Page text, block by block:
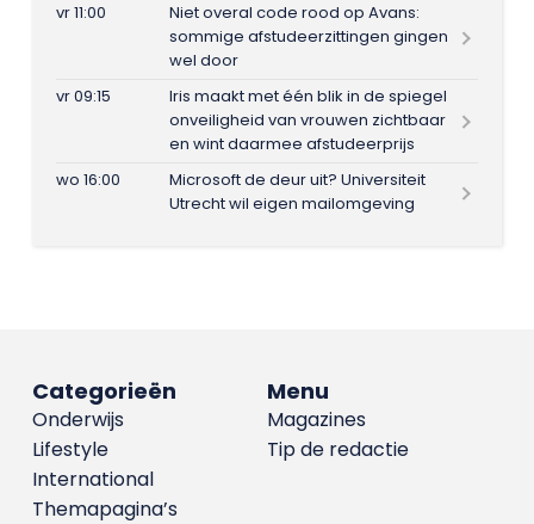
vr 11:00
Niet overal code rood op Avans:
sommige afstudeerzittingen gingen
wel door
vr 09:15
Iris maakt met één blik in de spiegel
onveiligheid van vrouwen zichtbaar
en wint daarmee afstudeerprijs
wo 16:00
Microsoft de deur uit? Universiteit
Utrecht wil eigen mailomgeving
Menu
Magazines
Tip de redactie
Categorieën
Onderwijs
Lifestyle
International
Themapagina’s